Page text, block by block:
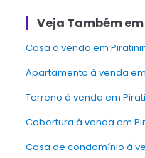
Veja Também
Casa à venda em
Apartamento à venda
Terreno à venda em
cobertura à venda em
Casa de condomínio à